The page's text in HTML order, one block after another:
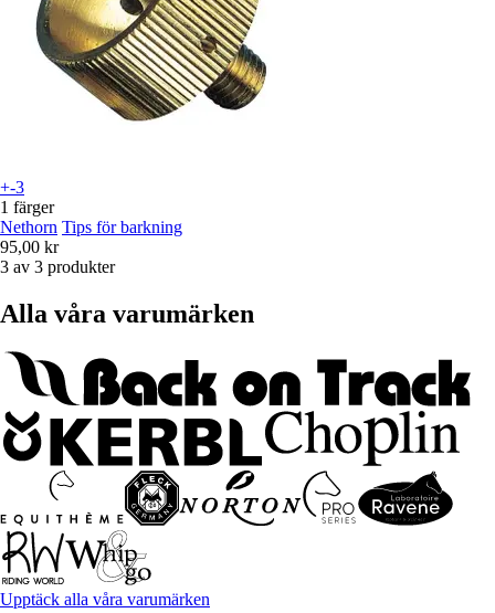
+-3
1 färger
Nethorn Tips för barkning
95,00 kr
3 av 3 produkter
Alla våra varumärken
Upptäck alla våra varumärken